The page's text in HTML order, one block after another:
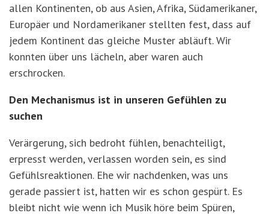
allen Kontinenten, ob aus Asien, Afrika, Südamerikaner,
Europäer und Nordamerikaner stellten fest, dass auf
jedem Kontinent das gleiche Muster abläuft. Wir
konnten über uns lächeln, aber waren auch
erschrocken.
Den Mechanismus ist in unseren Gefühlen zu
suchen
Verärgerung, sich bedroht fühlen, benachteiligt,
erpresst werden, verlassen worden sein, es sind
Gefühlsreaktionen. Ehe wir nachdenken, was uns
gerade passiert ist, hatten wir es schon gespürt. Es
bleibt nicht wie wenn ich Musik höre beim Spüren,